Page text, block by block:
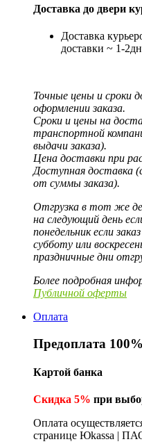
Доставка до двери
Доставка
доставки ~ 1-
Точные цены и сроки
оформлении заказа.
Сроки и цены на
транспортной
выдачи заказа).
Цена доставки при
Доступная доставка
от суммы заказа).
Отгрузка в тот же
на следующий день
понедельник если
субботу или
праздничные дни
Более подробная
Публичной оферты
Оплата
Предоплата 100%
Картой банка
Скидка 5% при
Оплата
странице Юkassa |